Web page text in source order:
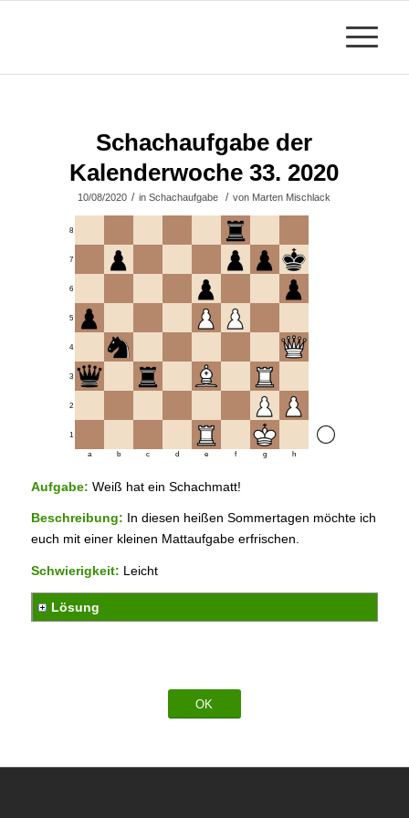
Schachaufgabe der
Kalenderwoche 33. 2020
10/08/2020 / inSchachaufgabe / von Marten Mischlack
1
2
3
4
5
6
7
8
a b c d e f g h
Aufgabe: Weiß hat ein Schachmatt!
Beschreibung: In diesen heißen Sommertagen möchte ich
euch mit einer kleinen Mattaufgabe erfrischen.
Schwierigkeit: Leicht
Lösung
OK